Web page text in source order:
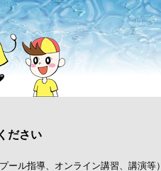
ださい
プール指導、オンライン講習、講演等）